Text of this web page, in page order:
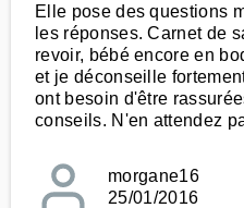
Elle pose des questions
les réponses. Carnet de
revoir, bébé encore en
et je déconseille
ont besoin d'être
conseils. N'en attendez
morgane16
25/01/2016